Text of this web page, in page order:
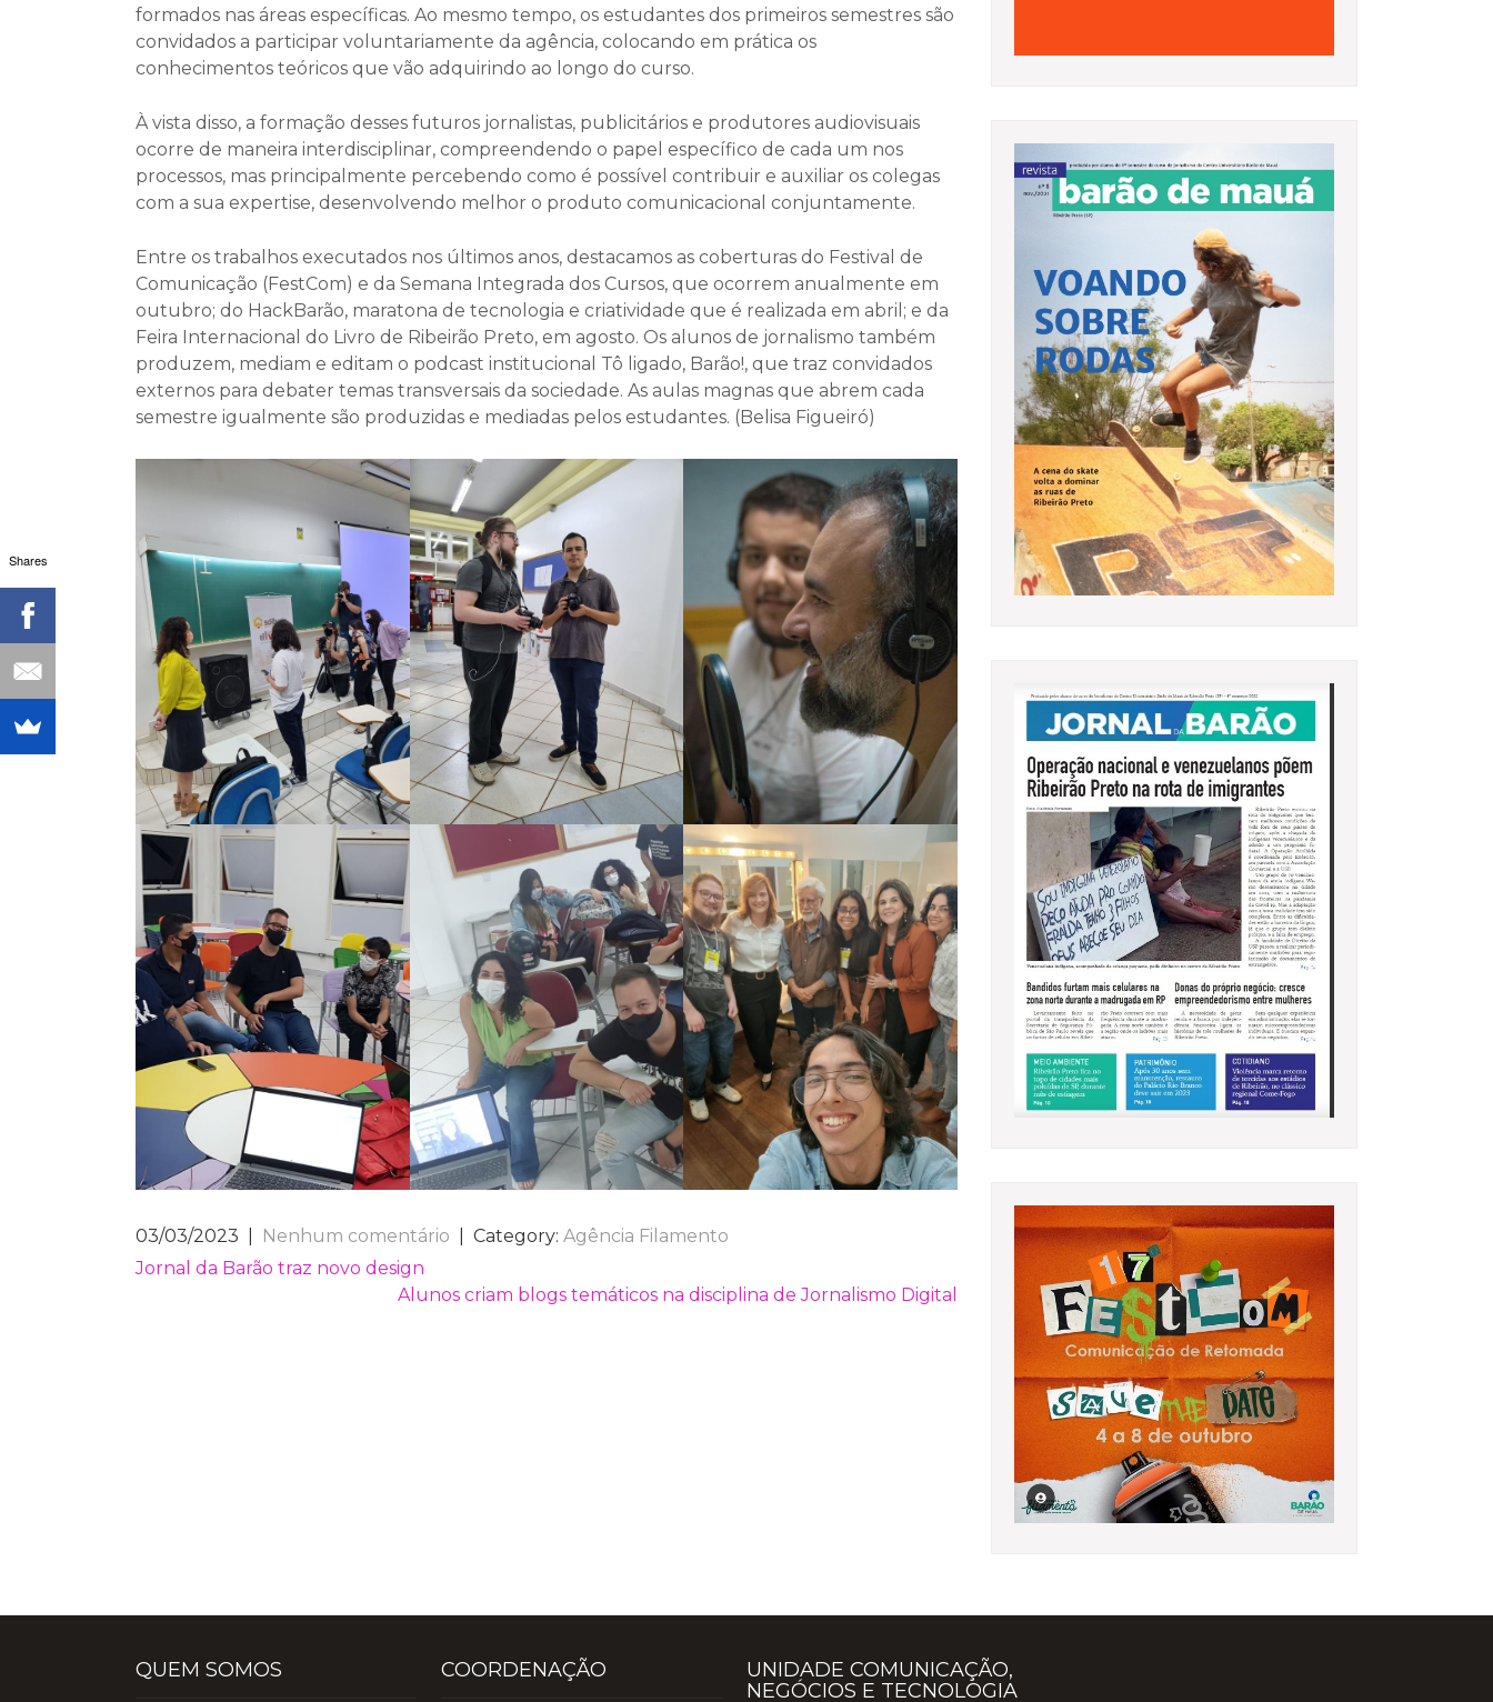
formados nas áreas específicas. Ao mesmo tempo, os estudantes dos primeiros semestres são
convidados a participar voluntariamente da agência, colocando em prática os
conhecimentos teóricos que vão adquirindo ao longo do curso.
À vista disso, a formação desses futuros jornalistas, publicitários e produtores audiovisuais
ocorre de maneira interdisciplinar, compreendendo o papel específico de cada um nos
processos, mas principalmente percebendo como é possível contribuir e auxiliar os colegas
com a sua expertise, desenvolvendo melhor o produto comunicacional conjuntamente.
Entre os trabalhos executados nos últimos anos, destacamos as coberturas do Festival de
Comunicação (FestCom) e da Semana Integrada dos Cursos, que ocorrem anualmente em
outubro; do HackBarão, maratona de tecnologia e criatividade que é realizada em abril; e da
Feira Internacional do Livro de Ribeirão Preto, em agosto. Os alunos de jornalismo também
produzem, mediam e editam o podcast institucional Tô ligado, Barão!, que traz convidados
externos para debater temas transversais da sociedade. As aulas magnas que abrem cada
semestre igualmente são produzidas e mediadas pelos estudantes. (Belisa Figueiró)
03/03/2023 Nenhum comentário | Category: Agência Filamento
NAVEGAÇÃO
Jornal da Barão traz novo design
Alunos criam blogs temáticos na disciplina de Jornalismo Digital
QUEM SOMOS COORDENAÇÃO
UNIDADE COMUNICAÇÃO,
NEGÓCIOS E TECNOLOGIA
Shares